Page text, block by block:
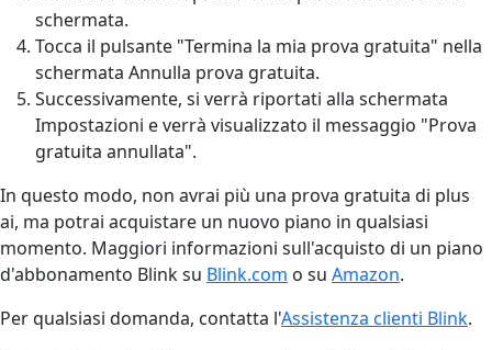
schermata.
Tocca il pulsante "Termina la mia prova gratuita" nella
schermata Annulla prova gratuita.
Successivamente, si verrà riportati alla schermata
Impostazioni e verrà visualizzato il messaggio "Prova
gratuita annullata".
In questo modo, non avrai più una prova gratuita di plus
ai, ma potrai acquistare un nuovo piano in qualsiasi
momento. Maggiori informazioni sull'acquisto di un piano
d'abbonamento Blink su Blink.com o su Amazon.
Per qualsiasi domanda, contatta l'Assistenza clienti Blink.